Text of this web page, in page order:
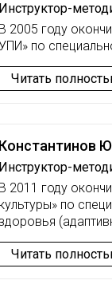
Инструктор-
В 2005 году
по
Читать
Константинов
Инструктор-
В 2011 году
культуры» по
Читать